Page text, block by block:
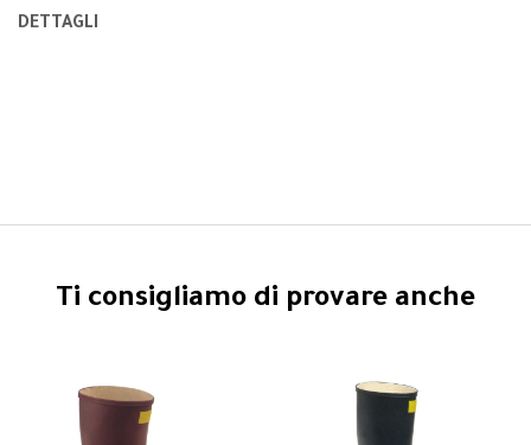
DETTAGLI
Ti consigliamo di provare anche